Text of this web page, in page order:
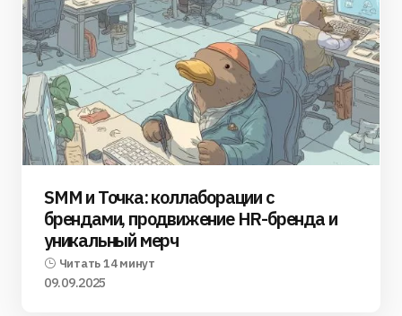
SMM и Точка: коллаборации с
брендами, продвижение HR-бренда и
уникальный мерч
Читать 14 минут
09.09.2025